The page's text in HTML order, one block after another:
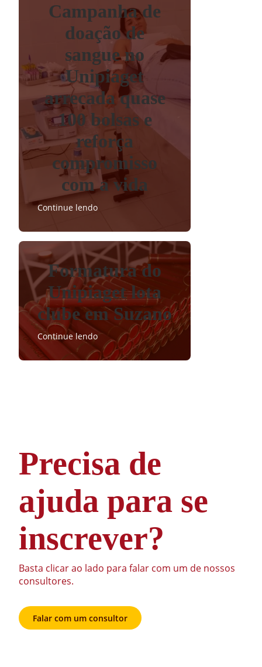
Campanha de
doação de
sangue no
Unipiaget
arrecada quase
100 bolsas e
reforça
compromisso
com a vida
Continue lendo
Formatura do
Unipiaget lota
clube em Suzano
Continue lendo
Precisa de
ajuda para se
inscrever?
Basta clicar ao lado para falar com um de nossos
consultores.
Falar com um consultor